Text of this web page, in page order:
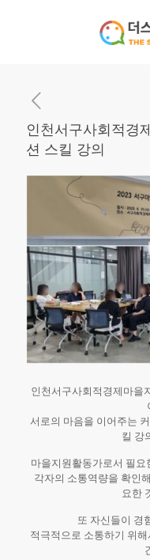
인천서구사회적경
션 스킬 강의
인천서구사회적경제마을
서로의 마음을 이어주는
킬 강
마을지원활동가로서 필
각자의 소통역량을 확인
요한
또 자신들이 경
적극적으로 소통하기 위